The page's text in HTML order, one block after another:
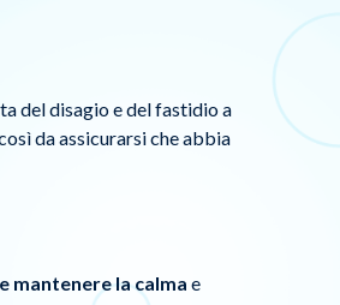
del disagio e del fastidio a
da assicurarsi che abbia
mantenere la calma e